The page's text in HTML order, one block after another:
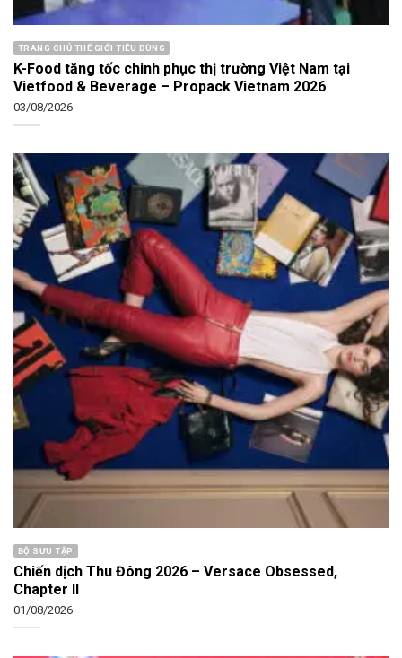
TRANG CHỦ THẾ GIỚI TIÊU DÙNG
K-Food tăng tốc chinh phục thị trường Việt Nam tại
Vietfood & Beverage – Propack Vietnam 2026
03/08/2026
BỘ SƯU TẬP
Chiến dịch Thu Đông 2026 – Versace Obsessed,
Chapter II
01/08/2026